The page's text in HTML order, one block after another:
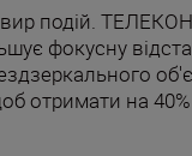
вир подій.
фокусну
отримати на